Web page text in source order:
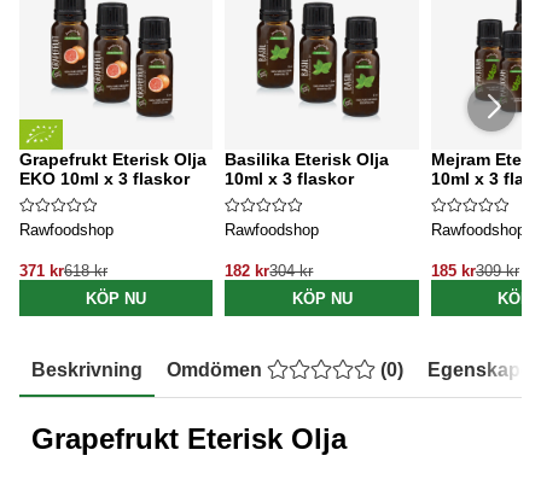
Grapefrukt Eterisk Olja
EKO 10ml x 3 flaskor
Rawfoodshop
371 kr618 kr
KÖP NU
Basilika Eterisk Olja
10ml x 3 flaskor
Rawfoodshop
182 kr304 kr
KÖP NU
Mejram
10ml x 3
Rawfoodshop
185 kr309 kr
KÖP
Beskrivning Omdömen (0) Egenskaper
Grapefrukt Eterisk Olja